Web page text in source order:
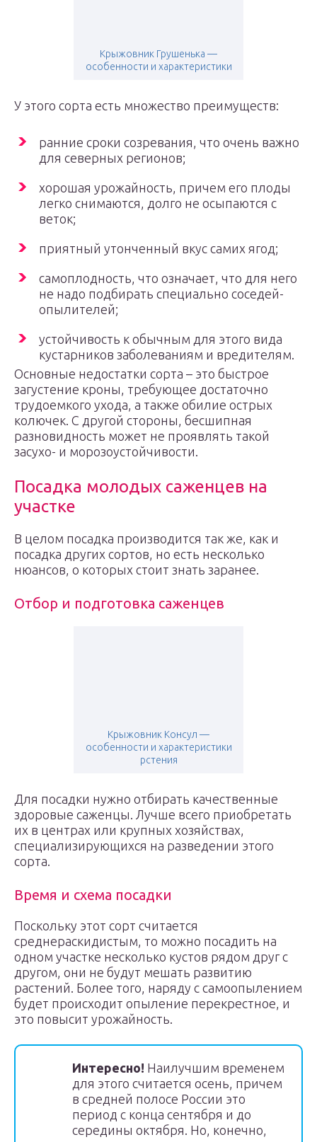
Крыжовник Грушенька —
особенности и характеристики
У этого сорта есть множество преимуществ:
ранние сроки созревания, что очень важно
для северных регионов;
хорошая урожайность, причем его плоды
легко снимаются, долго не осыпаются с
веток;
приятный утонченный вкус самих ягод;
самоплодность, что означает, что для него
не надо подбирать специально соседей-
опылителей;
устойчивость к обычным для этого вида
кустарников заболеваниям и вредителям.
Основные недостатки сорта – это быстрое
загустение кроны, требующее достаточно
трудоемкого ухода, а также обилие острых
колючек. С другой стороны, бесшипная
разновидность может не проявлять такой
засухо- и морозоустойчивости.
Посадка молодых саженцев на
участке
В целом посадка производится так же, как и
посадка других сортов, но есть несколько
нюансов, о которых стоит знать заранее.
Отбор и подготовка саженцев
Крыжовник Консул —
особенности и характеристики
рстения
Для посадки нужно отбирать качественные
здоровые саженцы. Лучше всего приобретать
их в центрах или крупных хозяйствах,
специализирующихся на разведении этого
сорта.
Время и схема посадки
Поскольку этот сорт считается
среднераскидистым, то можно посадить на
одном участке несколько кустов рядом друг с
другом, они не будут мешать развитию
растений. Более того, наряду с самоопылением
будет происходит опыление перекрестное, и
это повысит урожайность.
Интересно! Наилучшим временем
для этого считается осень, причем
в средней полосе России это
период с конца сентября и до
середины октября. Но, конечно,